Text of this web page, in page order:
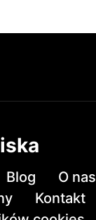
Blog
O nas
Kontakt